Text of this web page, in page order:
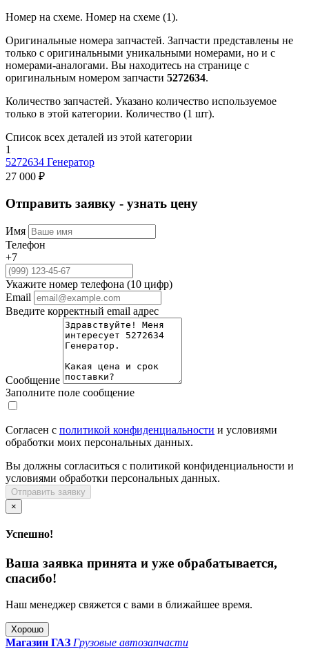
Номер на схеме. Номер на схеме (1).
Оригинальные номера запчастей. Запчасти представлены не
только с оригинальными уникальными номерами, но и с
номерами-аналогами. Вы находитесь на странице с
оригинальным номером запчасти 5272634.
Количество запчастей. Указано количество используемое
только в этой категории. Количество (1 шт).
Список всех деталей из этой категории
1
5272634 Генератор
27 000 ₽
Отправить заявку - узнать цену
Имя
Телефон
+7
Укажите номер телефона (10 цифр)
Email
Введите корректный email адрес
Сообщение
Заполните поле сообщение
Согласен с политикой конфиденциальности и условиями
обработки моих персональных данных.
Вы должны согласиться с политикой конфиденциальности и
условиями обработки персональных данных.
Отправить заявку
×
Успешно!
Ваша заявка принята и уже обрабатывается,
спасибо!
Наш менеджер свяжется с вами в ближайшее время.
Хорошо
Магазин ГАЗ Грузовые автозапчасти